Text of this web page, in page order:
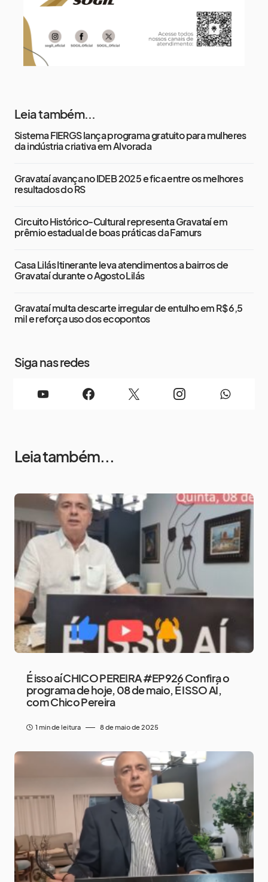
Leia também...
Sistema FIERGS lança programa gratuito para mulheres
da indústria criativa em Alvorada
Gravataí avança no IDEB 2025 e fica entre os melhores
resultados do RS
Circuito Histórico-Cultural representa Gravataí em
prêmio estadual de boas práticas da Famurs
Casa Lilás Itinerante leva atendimentos a bairros de
Gravataí durante o Agosto Lilás
Gravataí multa descarte irregular de entulho em R$ 6,5
mil e reforça uso dos ecopontos
Siga nas redes
Leia também...
É isso aí CHICO PEREIRA #EP926 Confira o
programa de hoje, 08 de maio, É ISSO AÍ,
com Chico Pereira
1 min de leitura 8 de maio de 2025